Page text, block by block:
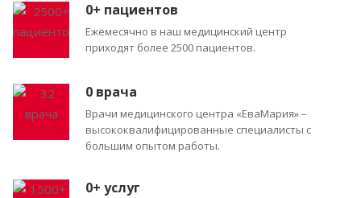
0+ пациентов
Ежемесячно в наш медицинский центр
приходят более 2500 пациентов.
0 врача
Врачи медицинского центра «ЕваМария» –
высококвалифицированные специалисты с
большим опытом работы.
0+ услуг